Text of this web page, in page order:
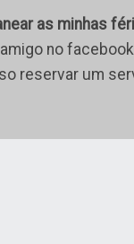
as minhas
no
reservar um